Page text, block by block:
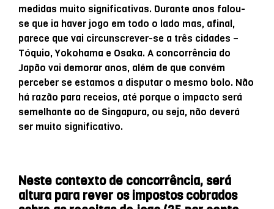
medidas muito significativas. Durante anos falou-
se que ia haver jogo em todo o lado mas, afinal,
parece que vai circunscrever-se a três cidades –
Tóquio, Yokohama e Osaka. A concorrência do
Japão vai demorar anos, além de que convém
perceber se estamos a disputar o mesmo bolo. Não
há razão para receios, até porque o impacto será
semelhante ao de Singapura, ou seja, não deverá
ser muito significativo.
Neste contexto de concorrência, será
altura para rever os impostos cobrados